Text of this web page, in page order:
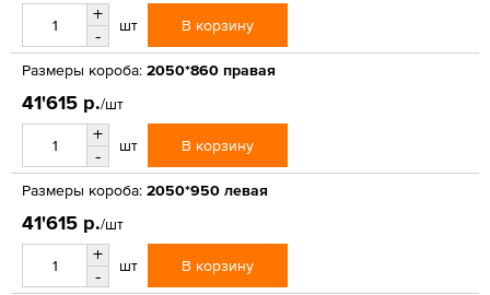
+
-
шт В корзину
Размеры короба: 2050*860 правая
41'615 р./шт
+
-
шт В корзину
Размеры короба: 2050*950 левая
41'615 р./шт
+
-
шт В корзину